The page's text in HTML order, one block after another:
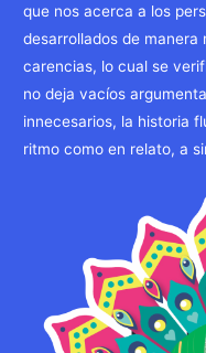
que nos acerca a los
desarrollados de manera
carencias, lo cual se
no deja vacíos
innecesarios, la historia
ritmo como en relato, a